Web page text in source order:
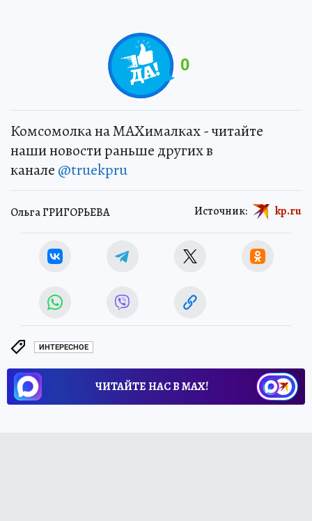
0
Комсомолка на MAXималках - читайте
наши новости раньше других в
канале @truekpru
Ольга ГРИГОРЬЕВА Источник: kp.ru
ИНТЕРЕСНОЕ
ЧИТАЙТЕ НАС В МАХ!